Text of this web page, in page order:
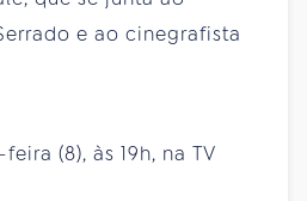
e ao cinegrafista
(8), às 19h, na TV